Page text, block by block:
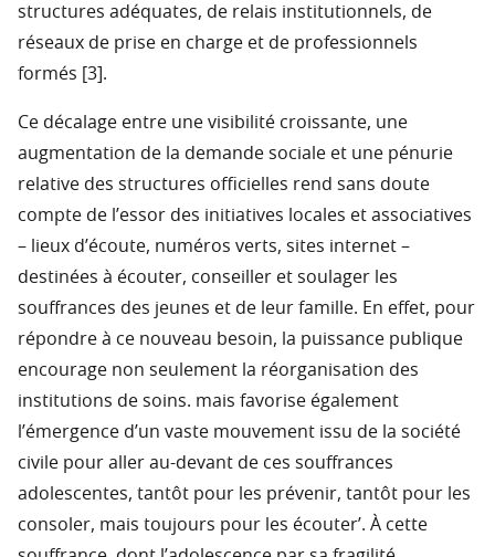
structures adéquates, de relais institutionnels, de
réseaux de prise en charge et de professionnels
formés [3].
Ce décalage entre une visibilité croissante, une
augmentation de la demande sociale et une pénurie
relative des structures officielles rend sans doute
compte de l’essor des initiatives locales et associatives
– lieux d’écoute, numéros verts, sites internet –
destinées à écouter, conseiller et soulager les
souffrances des jeunes et de leur famille. En effet, pour
répondre à ce nouveau besoin, la puissance publique
encourage non seulement la réorganisation des
institutions de soins. mais favorise également
l’émergence d’un vaste mouvement issu de la société
civile pour aller au-devant de ces souffrances
adolescentes, tantôt pour les prévenir, tantôt pour les
consoler, mais toujours pour les écouter’. À cette